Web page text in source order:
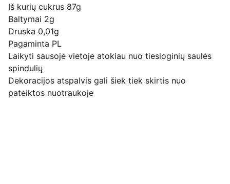
Iš kurių cukrus 87g
Baltymai 2g
Druska 0,01g
Pagaminta PL
Laikyti sausoje vietoje atokiau nuo tiesioginių saulės
spindulių
Dekoracijos atspalvis gali šiek tiek skirtis nuo
pateiktos nuotraukoje